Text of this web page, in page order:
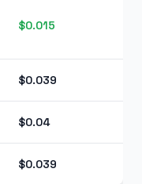
$0.015
$0.039
$0.04
$0.039